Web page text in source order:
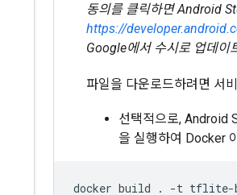
동의를 클릭하면 Android
https://
Google에서 수시로 업데이
파일을 다운로드하려면 서
선택적으로, Android
을 실행하여 Docker
docker build . -t tflite-